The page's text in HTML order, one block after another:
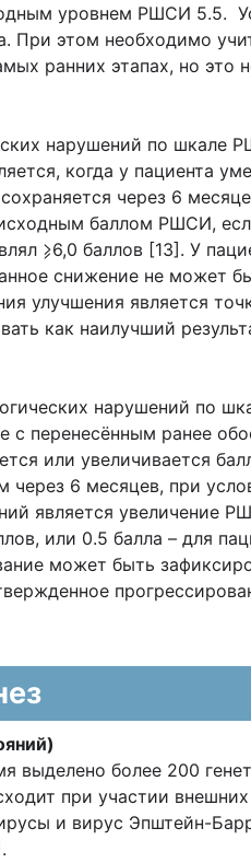
уровнем РШСИ 5.5.
При этом необходимо
ранних этапах, но это
нарушений по шкале
когда у пациента
через 6
исходным баллом РШСИ,
⩾6,0 баллов [13]. У
снижение не может
улучшения является
как наилучший
нарушений по
с перенесённым ранее
или увеличивается
6 месяцев, при
является увеличение
или 0.5 балла – для
может быть
выделено более 200
при участии
и вирус Эпштейн-